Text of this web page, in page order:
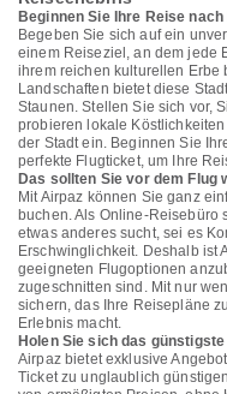
Beginnen Sie Ihre Reise
Begeben Sie sich auf ein
einem Reiseziel, an dem jede
ihrem reichen kulturellen Erbe
Landschaften bietet diese
Staunen. Stellen Sie sich vor,
probieren lokale
der Stadt ein. Beginnen Sie
perfekte Flugticket, um Ihre
Das sollten Sie vor dem Flug
Mit Airpaz können Sie ganz
buchen. Als Online-Reisebüro
etwas anderes sucht, sei es
Erschwinglichkeit. Deshalb ist
geeigneten Flugoptionen
zugeschnitten sind. Mit nur
sichern, das Ihre Reisepläne
Erlebnis macht.
Holen Sie sich das
Airpaz bietet exklusive
Ticket zu unglaublich